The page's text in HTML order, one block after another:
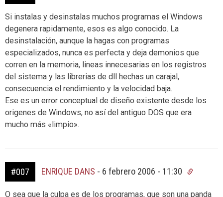
Si instalas y desinstalas muchos programas el Windows
degenera rapidamente, esos es algo conocido. La
desinstalación, aunque la hagas con programas
especializados, nunca es perfecta y deja demonios que
corren en la memoria, lineas innecesarias en los registros
del sistema y las librerias de dll hechas un carajal,
consecuencia el rendimiento y la velocidad baja.
Ese es un error conceptual de diseño existente desde los
origenes de Windows, no así del antiguo DOS que era
mucho más «limpio».
#007 ENRIQUE DANS - 6 febrero 2006 - 11:30
O sea que la culpa es de los programas, que son una panda